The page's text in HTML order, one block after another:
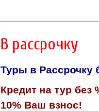
В рассрочку
Туры в Рассрочку
Кредит на тур без
10% Ваш взнос!